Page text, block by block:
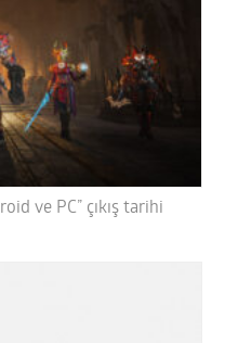
ve PC” çıkış tarihi